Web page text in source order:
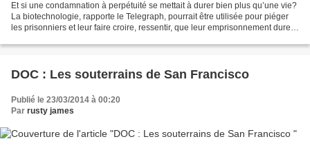
Et si une condamnation à perpétuité se mettait à durer bien plus qu’une vie?
La biotechnologie, rapporte le Telegraph, pourrait être utilisée pour piéger
les prisonniers et leur faire croire, ressentir, que leur emprisonnement dure
DOC : Les souterrains de San Francisco
Publié le 23/03/2014 à 00:20
Par rusty james